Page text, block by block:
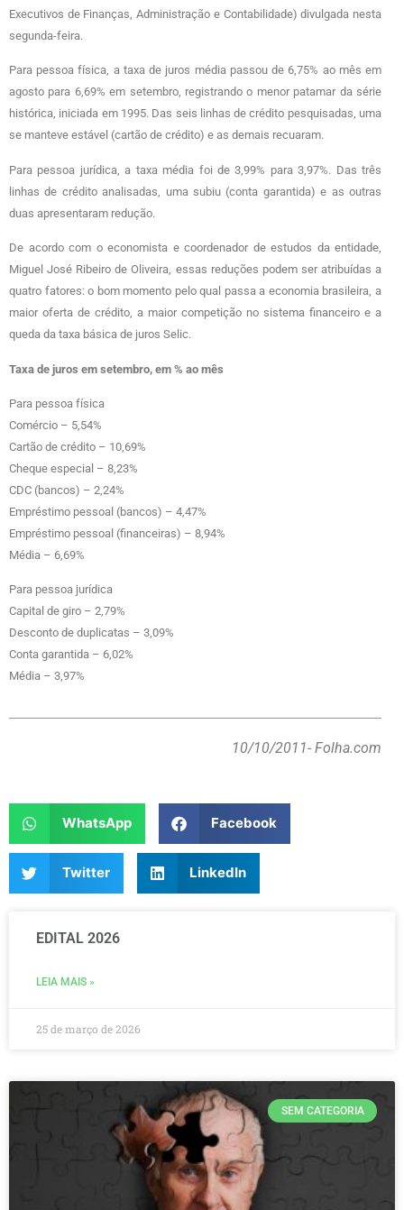
Executivos de Finanças, Administração e Contabilidade) divulgada nesta
segunda-feira.
Para pessoa física, a taxa de juros média passou de 6,75% ao mês em
agosto para 6,69% em setembro, registrando o menor patamar da série
histórica, iniciada em 1995. Das seis linhas de crédito pesquisadas, uma
se manteve estável (cartão de crédito) e as demais recuaram.
Para pessoa jurídica, a taxa média foi de 3,99% para 3,97%. Das três
linhas de crédito analisadas, uma subiu (conta garantida) e as outras
duas apresentaram redução.
De acordo com o economista e coordenador de estudos da entidade,
Miguel José Ribeiro de Oliveira, essas reduções podem ser atribuídas a
quatro fatores: o bom momento pelo qual passa a economia brasileira, a
maior oferta de crédito, a maior competição no sistema financeiro e a
queda da taxa básica de juros Selic.
Taxa de juros em setembro, em % ao mês
Para pessoa física
Comércio – 5,54%
Cartão de crédito – 10,69%
Cheque especial – 8,23%
CDC (bancos) – 2,24%
Empréstimo pessoal (bancos) – 4,47%
Empréstimo pessoal (financeiras) – 8,94%
Média – 6,69%
Para pessoa jurídica
Capital de giro – 2,79%
Desconto de duplicatas – 3,09%
Conta garantida – 6,02%
Média – 3,97%
10/10/2011- Folha.com
WhatsApp Facebook
Twitter LinkedIn
EDITAL 2026
LEIA MAIS »
25 de março de 2026
SEM CATEGORIA